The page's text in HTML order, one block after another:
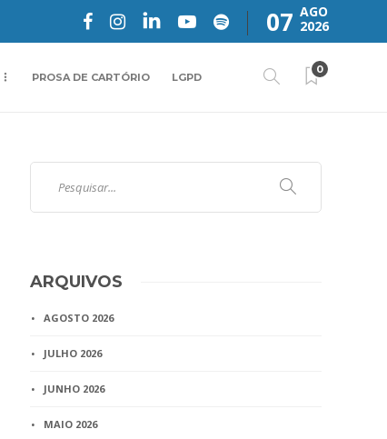
07 AGO
2026
PROSA DE CARTÓRIO LGPD
0
ARQUIVOS
AGOSTO 2026
JULHO 2026
JUNHO 2026
MAIO 2026